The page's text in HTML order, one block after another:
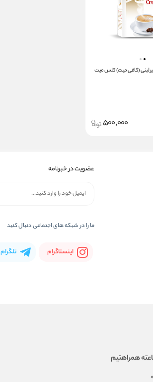
لبنی (کافی میت) کلس میت
500,000
عضویت در خبرنامه
ما را در شبکه های اجتماعی دنبال کنید
اینستاگرام تلگرام